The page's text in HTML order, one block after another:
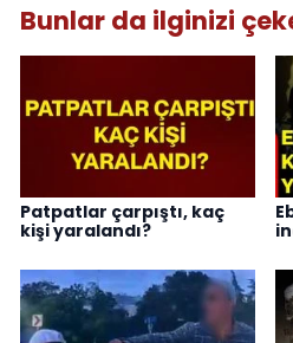
Bunlar da ilginizi
Patpatlar çarpıştı, kaç
kişi yaralandı?